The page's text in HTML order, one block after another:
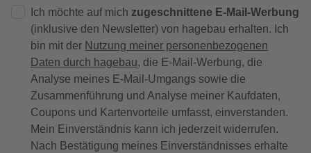
Ich möchte auf mich zugeschnittene E-Mail-Werbung
(inklusive den Newsletter) von hagebau erhalten. Ich
bin mit der Nutzung meiner personenbezogenen
Daten durch hagebau, die E-Mail-Werbung, die
Analyse meines E-Mail-Umgangs sowie die
Zusammenführung und Analyse meiner Kaufdaten,
Coupons und Kartenvorteile umfasst, einverstanden.
Mein Einverständnis kann ich jederzeit widerrufen.
Nach Bestätigung meines Einverständnisses erhalte